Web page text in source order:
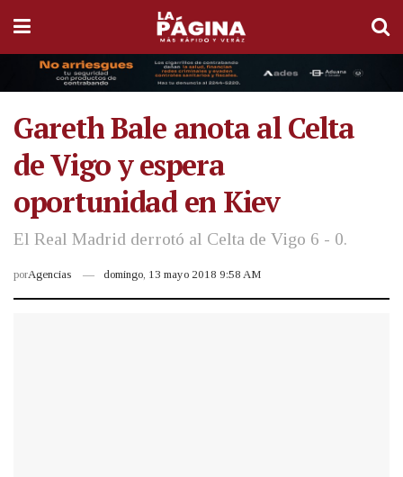
Gareth Bale anota al Celta
de Vigo y espera
oportunidad en Kiev
El Real Madrid derrotó al Celta de Vigo 6 - 0.
porAgencias domingo, 13 mayo 2018 9:58 AM